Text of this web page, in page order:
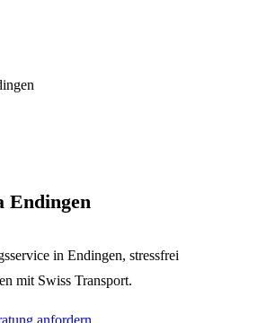
Endingen
in Endingen, stressfrei
mit Swiss Transport.